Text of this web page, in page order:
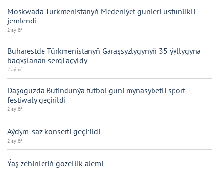
Moskwada Türkmenistanyň Medeniýet günleri üstünlikli
jemlendi
2 aý öň
Buharestde Türkmenistanyň Garaşsyzlygynyň 35 ýyllygyna
bagyşlanan sergi açyldy
2 aý öň
Daşoguzda Bütindünýä futbol güni mynasybetli sport
festiwaly geçirildi
2 aý öň
Aýdym-saz konserti geçirildi
2 aý öň
Ýaş zehinleriň gözellik älemi